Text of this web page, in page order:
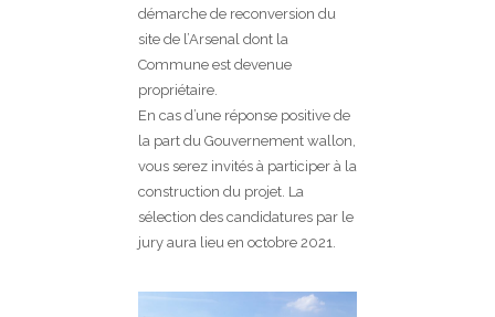
démarche de reconversion du
site de l’Arsenal dont la
Commune est devenue
propriétaire.
En cas d’une réponse positive de
la part du Gouvernement wallon,
vous serez invités à participer à la
construction du projet. La
sélection des candidatures par le
jury aura lieu en octobre 2021.